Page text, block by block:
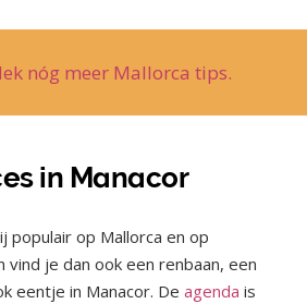
nóg meer Mallorca tips.
in Manacor
populair op Mallorca en op
vind je dan ook een renbaan, een
eentje in Manacor. De agenda is